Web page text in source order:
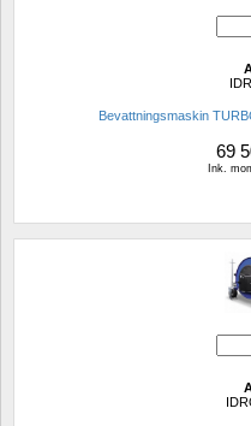
Bevattningsmaskin
69
Ink.